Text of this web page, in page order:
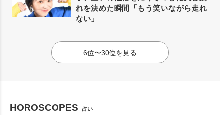
れを決めた瞬間「もう笑いながら走れ
ない」
6位〜30位を見る
HOROSCOPES 占い